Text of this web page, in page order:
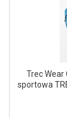
Trec
sportowa